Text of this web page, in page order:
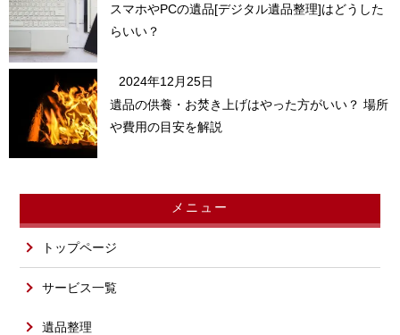
スマホやPCの遺品[デジタル遺品整理]はどうした
らいい？
2024年12月25日
遺品の供養・お焚き上げはやった方がいい？ 場所
や費用の目安を解説
メニュー
トップページ
サービス一覧
遺品整理